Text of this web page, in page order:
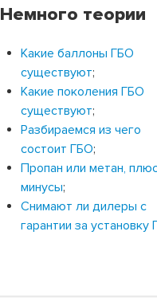
Немного теории
Какие баллоны ГБО
существуют;
Какие поколения ГБО
существуют;
Разбираемся из чего
состоит ГБО;
Пропан или метан,
минусы;
Снимают ли дилеры с
гарантии за установку